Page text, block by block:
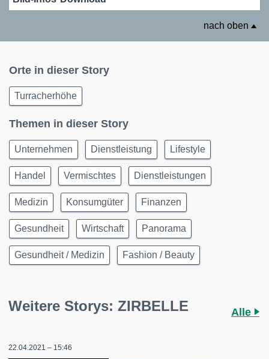
nach oben
Orte in dieser Story
Turracherhöhe
Themen in dieser Story
Unternehmen Dienstleistung Lifestyle
Handel Vermischtes Dienstleistungen
Medizin Konsumgüter Finanzen
Gesundheit Wirtschaft Panorama
Gesundheit / Medizin Fashion / Beauty
Weitere Storys: ZIRBELLE Alle
22.04.2021 – 15:46